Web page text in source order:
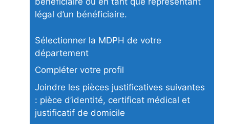
légal d’un bénéficiaire.
Sélectionner la MDPH de votre
département
Compléter votre profil
Joindre les pièces justificatives suivantes
: pièce d’identité, certificat médical et
justificatif de domicile